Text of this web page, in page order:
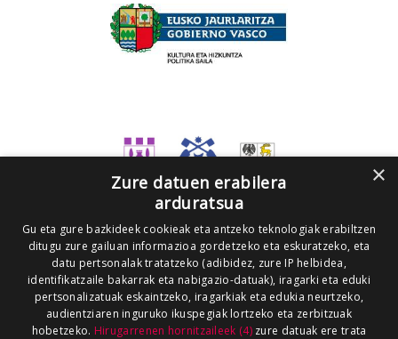
×
Zure datuen erabilera
arduratsua
Gu eta gure bazkideek cookieak eta antzeko teknologiak erabiltzen
ditugu zure gailuan informazioa gordetzeko eta eskuratzeko, eta
datu pertsonalak tratatzeko (adibidez, zure IP helbidea,
identifikatzaile bakarrak eta nabigazio-datuak), iragarki eta eduki
pertsonalizatuak eskaintzeko, iragarkiak eta edukia neurtzeko,
audientziaren inguruko ikuspegiak lortzeko eta zerbitzuak
hobetzeko. Hirugarrenen hornitzaileek (4)zure datuak ere trata